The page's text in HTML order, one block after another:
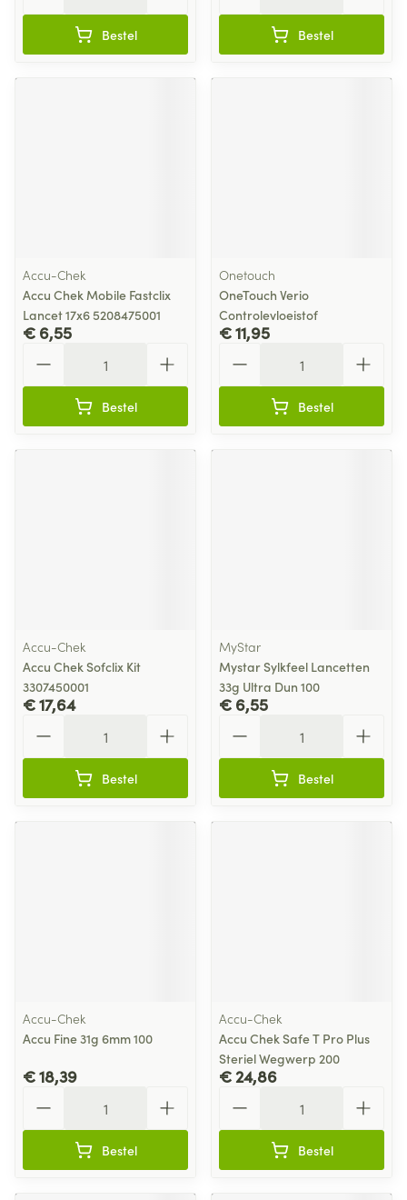
Bestel Bestel
Accu-Chek
Accu Chek Mobile Fastclix
Lancet 17x6 5208475001
€ 6,55
Bestel
Onetouch
OneTouch Verio
Controlevloeistof
€ 11,95
Bestel
Accu-Chek
Accu Chek Sofclix Kit
3307450001
€ 17,64
Bestel
MyStar
Mystar Sylkfeel Lancetten
33g Ultra Dun 100
€ 6,55
Bestel
Accu-Chek
Accu Fine 31g 6mm 100
€ 18,39
Bestel
Accu-Chek
Accu Chek Safe T Pro Plus
Steriel Wegwerp 200
€ 24,86
Bestel